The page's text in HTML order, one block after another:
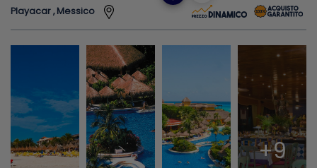
Playacar , Messico
+9